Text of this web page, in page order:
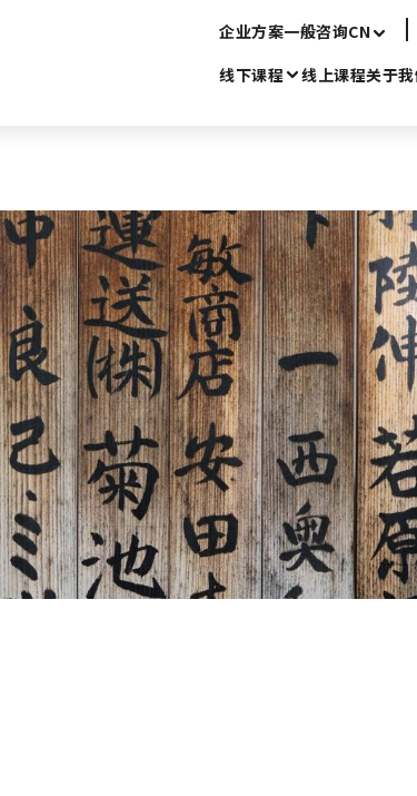
企业方案一般咨询CN
线下课程
线上课程关于